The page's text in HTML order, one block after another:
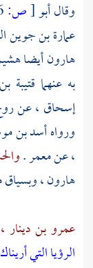
وقالأبو[ص:
عمارة بن جوين
هارونأيضا
به عنهما قتيبة
إسحاق ،عن
ورواهأسد بن
،عنمعمر.
هارون ،
عمرو بن
الرؤيا التي أريناك